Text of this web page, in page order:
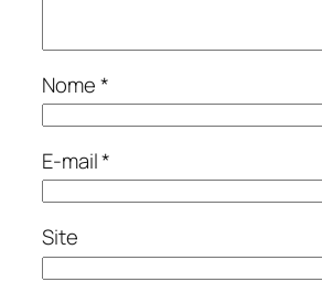
Nome*
E-mail*
Site